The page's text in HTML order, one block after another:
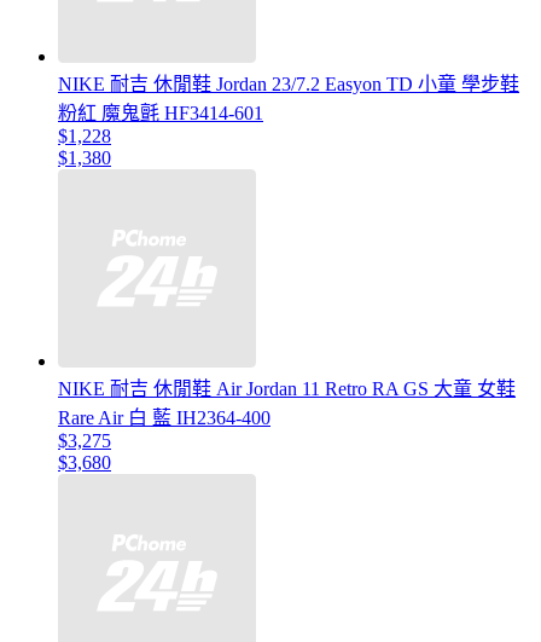
NIKE 耐吉 休閒鞋 Jordan 23/7.2 Easyon TD 小童 學步鞋
粉紅 魔鬼氈 HF3414-601
$1,228
$1,380
NIKE 耐吉 休閒鞋 Air Jordan 11 Retro RA GS 大童 女鞋
Rare Air 白 藍 IH2364-400
$3,275
$3,680